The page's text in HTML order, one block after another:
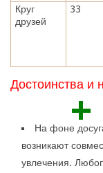
Круг
друзей
33
Достоинства и
+
На фоне
возникают
увлечения.